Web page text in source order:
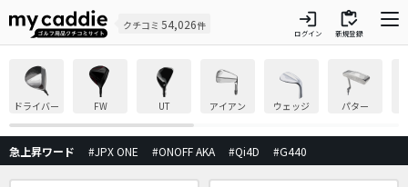
クチコミ 54,026件 login
ログイン
inventory
新規登録
ドライバー FW UT アイアン ウェッジ パター
急上昇ワード #JPX ONE #ONOFF AKA #Qi4D #G440